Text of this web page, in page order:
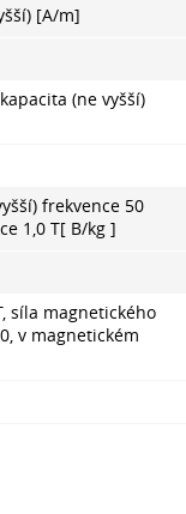
[A/m]
(ne vyšší)
frekvence 50
1,0 Т[ B/kg ]
síla magnetického
v magnetickém